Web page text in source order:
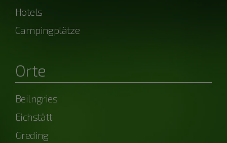
Hotels
Campingplätze
Orte
Beilngries
Eichstätt
Greding